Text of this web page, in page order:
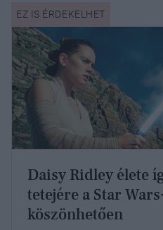
Daisy Ridley élete
tetejére a Star
köszönhetően